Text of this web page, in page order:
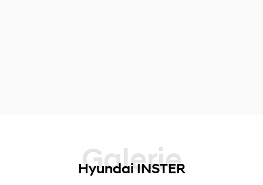
Galerie
Hyundai INSTER